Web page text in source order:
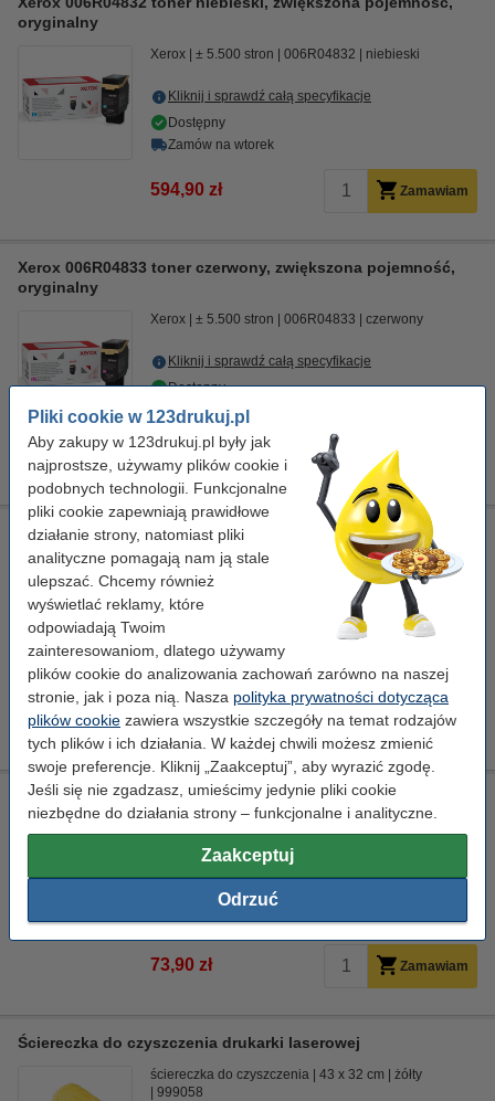
Pliki cookie w 123drukuj.pl
Aby zakupy w 123drukuj.pl były jak
najprostsze, używamy plików cookie i
podobnych technologii. Funkcjonalne
pliki cookie zapewniają prawidłowe
działanie strony, natomiast pliki
analityczne pomagają nam ją stale
ulepszać. Chcemy również
wyświetlać reklamy, które
odpowiadają Twoim
zainteresowaniom, dlatego używamy
plików cookie do analizowania zachowań zarówno na naszej
stronie, jak i poza nią. Nasza polityka prywatności dotycząca
plików cookie zawiera wszystkie szczegóły na temat rodzajów
tych plików i ich działania. W każdej chwili możesz zmienić
swoje preferencje. Kliknij „Zaakceptuj”, aby wyrazić zgodę.
Jeśli się nie zgadzasz, umieścimy jedynie pliki cookie
niezbędne do działania strony – funkcjonalne i analityczne.
Zaakceptuj
Odrzuć
oryginalny
Xerox ± 5.500 stron 006R04832 niebieski
Kliknij i sprawdź całą specyfikacje
Dostępny
Zamów na wtorek
594,90 zł Zamawiam
Xerox 006R04833 toner czerwony, zwiększona pojemność,
oryginalny
Xerox ± 5.500 stron 006R04833 czerwony
Kliknij i sprawdź całą specyfikacje
Dostępny
Zamów na wtorek
594,90 zł
Xerox 006R04834 toner żółty, zwiększona pojemność,
oryginalny
Xerox ± 5.500 stron żółty
Kliknij i sprawdź całą specyfikacje
Dostępny
Zamów na wtorek
594,90 zł Zamawiam
Xerox 008R13325 pojemnik na zużyty toner, oryginalny
Dostępny
Zamów na wtorek
73,90 zł Zamawiam
Ściereczka do czyszczenia drukarki laserowej
ściereczka do czyszczenia 43 x 32 cm
żółty
999058